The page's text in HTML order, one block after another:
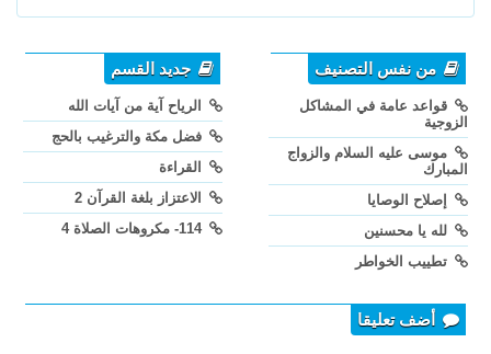
من نفس التصنيف
قواعد عامة في المشاكل
الزوجية
موسى عليه السلام والزواج
المبارك
إصلاح الوصايا
لله يا محسنين
تطييب الخواطر
جديد القسم
الرياح آية من آيات الله
فضل مكة والترغيب بالحج
القراءة
الاعتزاز بلغة القرآن 2
114- مكروهات الصلاة 4
أضف تعليقا